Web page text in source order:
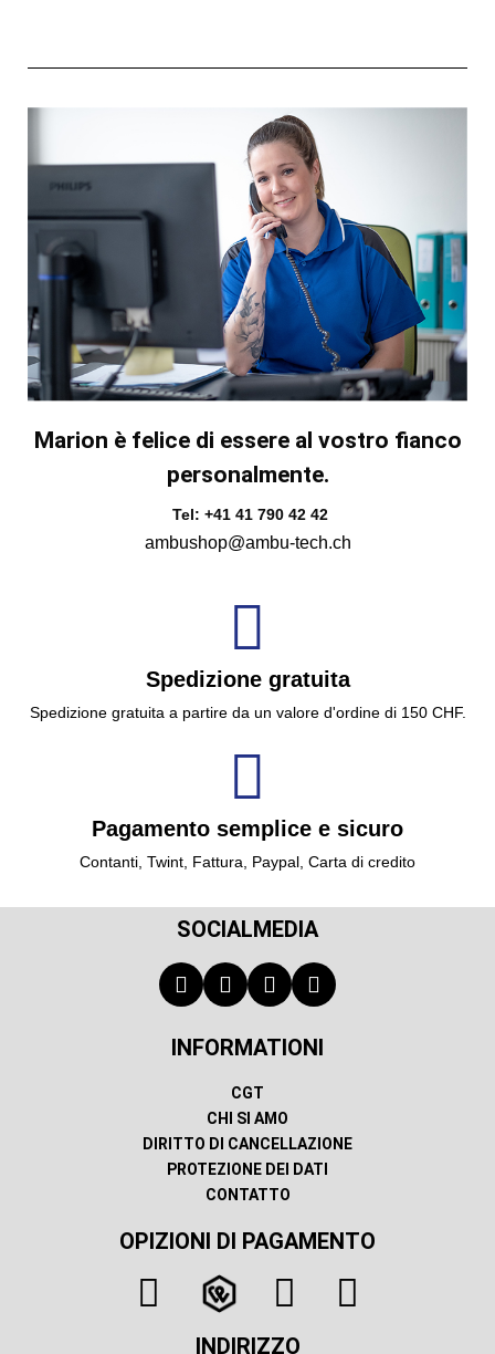
Marion è felice di essere al vostro fianco
personalmente.
Tel: +41 41 790 42 42
ambushop@ambu-tech.ch
Spedizione gratuita
Spedizione gratuita a partire da un valore d'ordine di 150 CHF.
Pagamento semplice e sicuro
Contanti, Twint, Fattura, Paypal, Carta di credito
SOCIALMEDIA
INFORMATIONI
CGT
CHI SI AMO
DIRITTO DI CANCELLAZIONE
PROTEZIONE DEI DATI
CONTATTO
OPIZIONI DI PAGAMENTO
INDIRIZZO